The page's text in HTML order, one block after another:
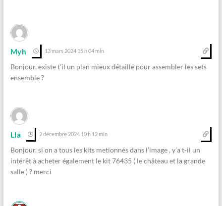
Myh 13 mars 2024 15 h 04 min
Bonjour, existe t’il un plan mieux détaillé pour assembler les sets
ensemble ?
Lla 2 décembre 2024 10 h 12 min
Bonjour, si on a tous les kits metionnés dans l’image , y’a t-il un
intérêt à acheter également le kit 76435 ( le château et la grande
salle ) ? merci